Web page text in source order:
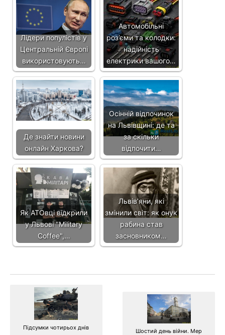
Лідери популістів у
Центральній Європі
використовують…
Автомобільні
роз’єми та колодки:
надійність
електрики вашого…
Де знайти новини
онлайн Харкова?
Осінній відпочинок
на Львівщині: де та
за скільки
відпочити…
Як АТОвці відкрили
у Львові "Military
Coffee",…
Львівʼяни, які
змінили світ: як онук
рабина став
засновником…
Підсумки чотирьох днів
Шостий день війни. Мер